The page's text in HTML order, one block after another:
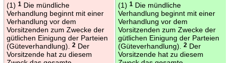
(1) 1Die mündliche
Verhandlung beginnt mit einer
Verhandlung vor dem
Vorsitzenden zum Zwecke der
gütlichen Einigung der Parteien
(Güteverhandlung).
2Der
Vorsitzende hat zu diesem
(1) 1Die mündliche
Verhandlung beginnt mit einer
Verhandlung vor dem
Vorsitzenden zum Zwecke der
gütlichen Einigung der Parteien
(Güteverhandlung).
2Der
Vorsitzende hat zu diesem